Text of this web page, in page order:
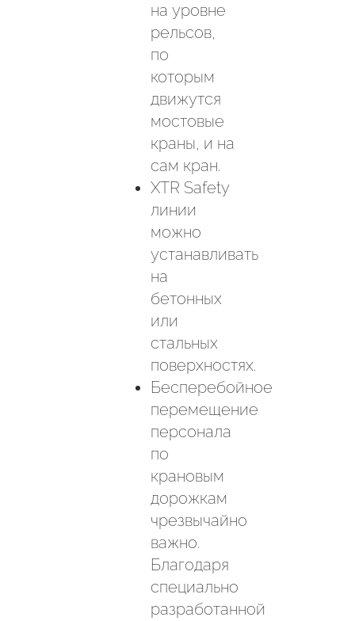
на уровне
рельсов,
по
которым
движутся
мостовые
краны, и на
сам кран.
XTR Safety
линии
можно
устанавливать
на
бетонных
или
стальных
поверхностях.
Бесперебойное
перемещение
персонала
по
крановым
дорожкам
чрезвычайно
важно.
Благодаря
специально
разработанной